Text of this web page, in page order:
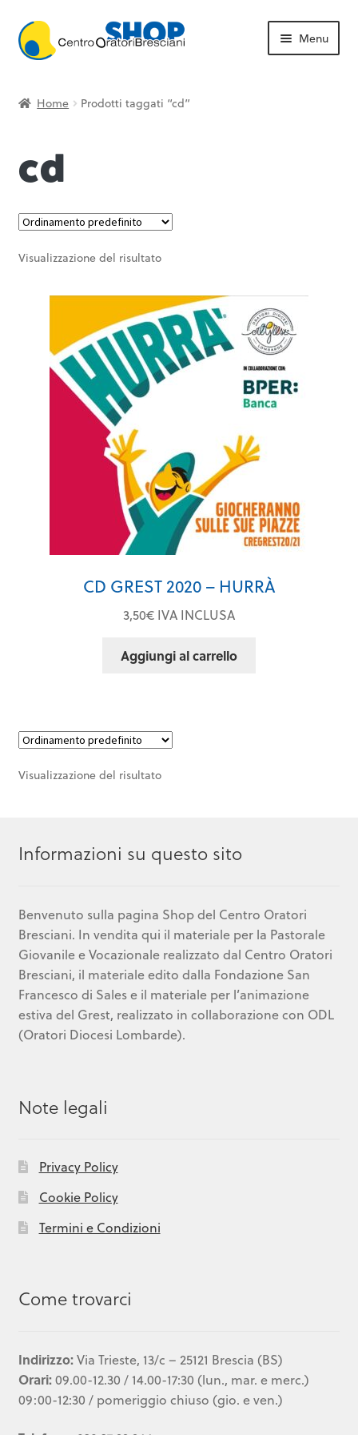
Vai
alla
Vai
al
Menu
Contatti
Torna su oratori.brescia.it
Home Prodotti taggati “cd”
cd
Visualizzazione del risultato
CD GREST 2020 – HURRÀ
3,50€ IVA INCLUSA
Aggiungi al carrello
Visualizzazione del risultato
Informazioni su questo sito
Benvenuto sulla pagina Shop del Centro Oratori
Bresciani. In vendita qui il materiale per la Pastorale
Giovanile e Vocazionale realizzato dal Centro Oratori
Bresciani, il materiale edito dalla Fondazione San
Francesco di Sales e il materiale per l’animazione
estiva del Grest, realizzato in collaborazione con ODL
(Oratori Diocesi Lombarde).
Note legali
Privacy Policy
Cookie Policy
Termini e Condizioni
Come trovarci
Indirizzo:Via Trieste, 13/c – 25121 Brescia (BS)
Orari:09.00-12.30 / 14.00-17:30 (lun., mar. e merc.)
09:00-12:30 / pomeriggio chiuso (gio. e ven.)